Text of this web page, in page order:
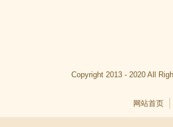
Copyright 2013 - 2020 All
网站首页